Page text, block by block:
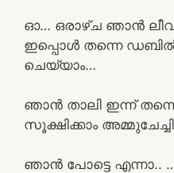
ഓ… ഒരാഴ്ച ഞാൻ
ഇപ്പൊൾ തന്നെ
ചെയ്യാം…
ഞാൻ താലി ഇന്ന്
സൂക്ഷിക്കാം
ഞാൻ പോട്ടെ എന്നാ..